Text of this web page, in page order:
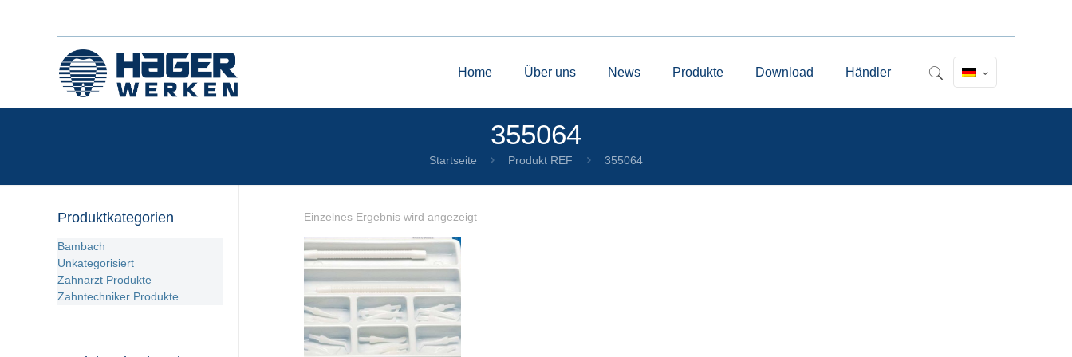
Home Über uns News Produkte Download Händler
355064
Startseite Produkt REF 355064
Einzelnes Ergebnis wird angezeigt
Produktkategorien
Bambach
Unkategorisiert
Zahnarzt Produkte
Zahntechniker Produkte